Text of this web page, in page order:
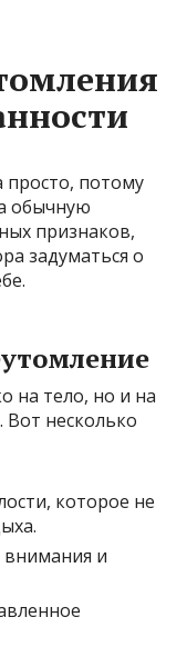
просто, потому
обычную
признаков,
задуматься о
на тело, но и на
Вот несколько
которое не
и